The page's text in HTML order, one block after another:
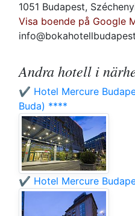
1051 Budapest,
Visa boende på Google
Andra hotell i
✔️ Hotel Mercure
Buda) ****
✔️ Hotel Mercure